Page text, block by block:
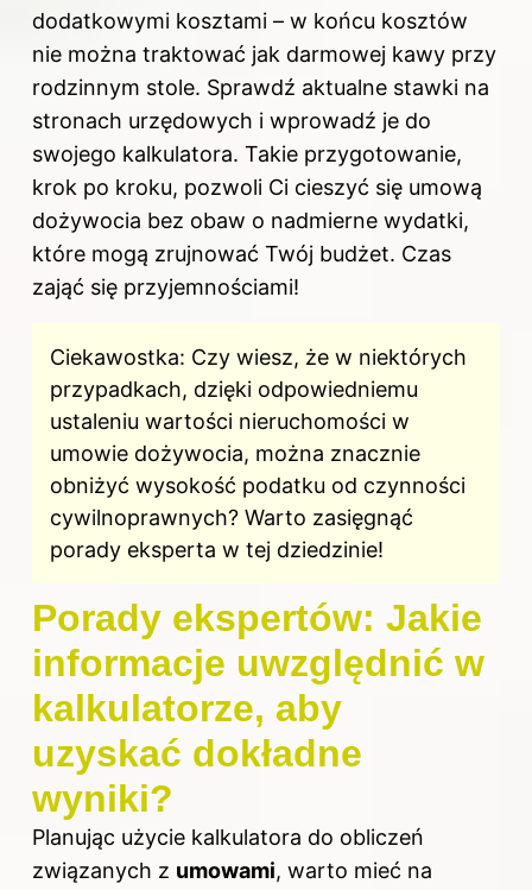
dodatkowymi kosztami – w końcu kosztów
nie można traktować jak darmowej kawy przy
rodzinnym stole. Sprawdź aktualne stawki na
stronach urzędowych i wprowadź je do
swojego kalkulatora. Takie przygotowanie,
krok po kroku, pozwoli Ci cieszyć się umową
dożywocia bez obaw o nadmierne wydatki,
które mogą zrujnować Twój budżet. Czas
zająć się przyjemnościami!
Ciekawostka: Czy wiesz, że w niektórych
przypadkach, dzięki odpowiedniemu
ustaleniu wartości nieruchomości w
umowie dożywocia, można znacznie
obniżyć wysokość podatku od czynności
cywilnoprawnych? Warto zasięgnąć
porady eksperta w tej dziedzinie!
Porady ekspertów: Jakie
informacje uwzględnić w
kalkulatorze, aby
uzyskać dokładne
wyniki?
Planując użycie kalkulatora do obliczeń
związanych z umowami, warto mieć na